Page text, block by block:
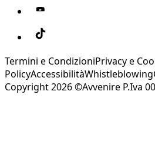
Termini e CondizioniPrivacy e
PolicyAccessibilitàWhistleblowing
Copyright 2026 ©Avvenire P.Iva